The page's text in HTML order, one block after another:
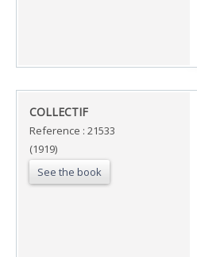
‎COLLECTIF‎
Reference : 21533
(1919)
See the book